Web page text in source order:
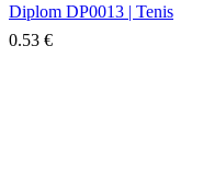
Diplom DP0013 | Tenis
0.53 €